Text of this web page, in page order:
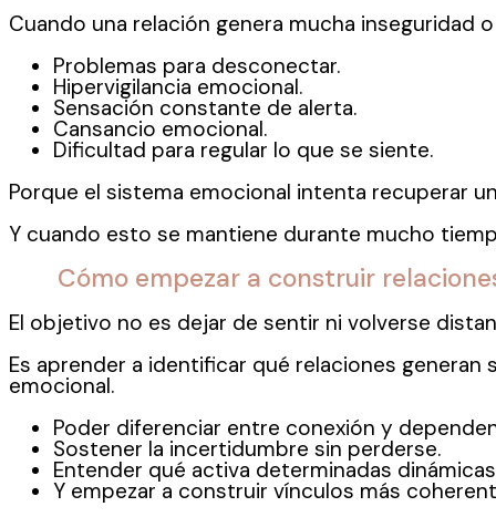
Cuando una relación genera mucha inseguridad
Problemas para desconectar.
Hipervigilancia emocional.
Sensación constante de alerta.
Cansancio emocional.
Dificultad para regular lo que se siente.
Porque el sistema emocional intenta recuperar
Y cuando esto se mantiene durante mucho
Cómo empezar a construir
El objetivo no es dejar de sentir ni volverse
Es aprender a identificar qué relaciones
emocional.
Poder diferenciar entre conexión y
Sostener la incertidumbre sin perderse.
Entender qué activa determinadas
Y empezar a construir vínculos más